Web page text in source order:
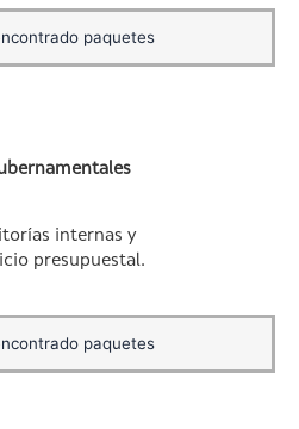
paquetes
internas y
presupuestal.
paquetes